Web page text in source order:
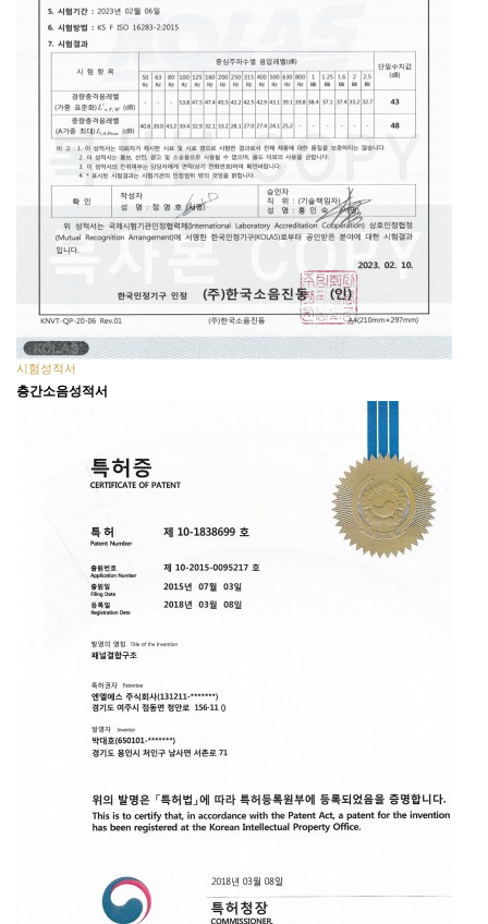
시험성적서
층간소음성적서